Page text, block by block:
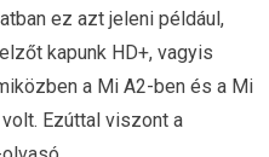
ez azt jeleni például,
kapunk HD+, vagyis
a Mi A2-ben és a Mi
Ezúttal viszont a